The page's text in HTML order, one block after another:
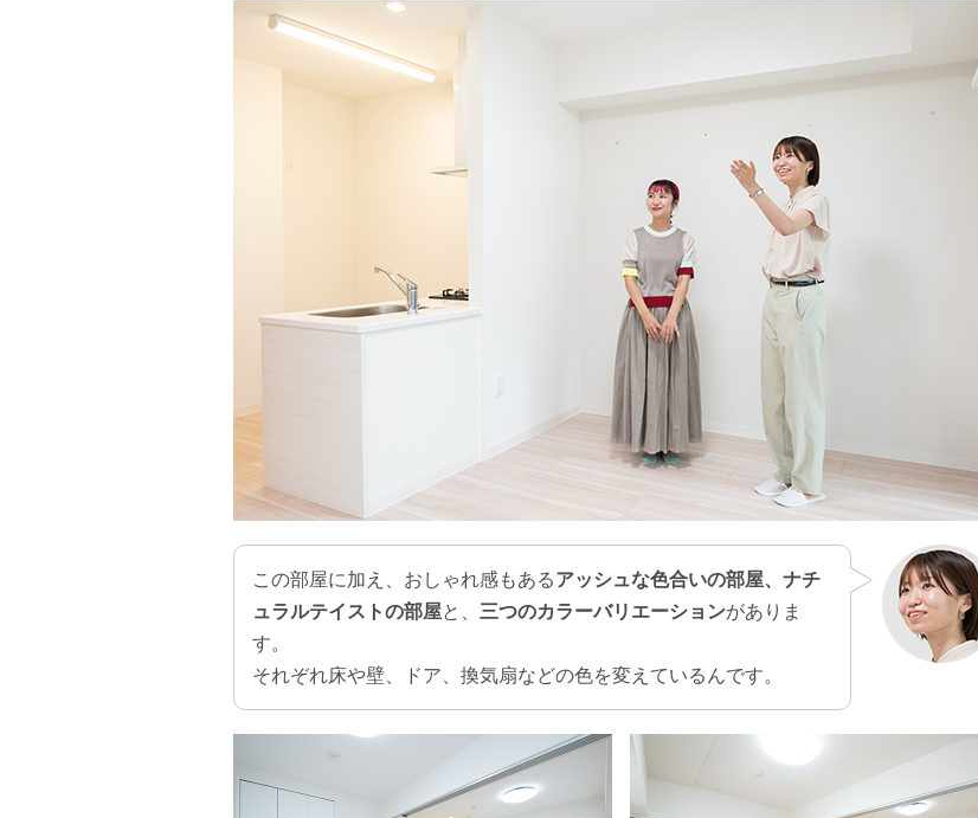
この部屋に加え、おしゃれ感もあるアッシュな色合いの部屋、ナチ
ュラルテイストの部屋と、 三つのカラーバリエーションがありま
す。
それぞれ床や壁、ドア、換気扇などの色を変えているんです。